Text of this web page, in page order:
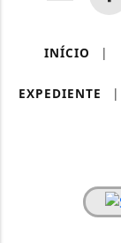
INÍCIO |
EXPEDIENTE |